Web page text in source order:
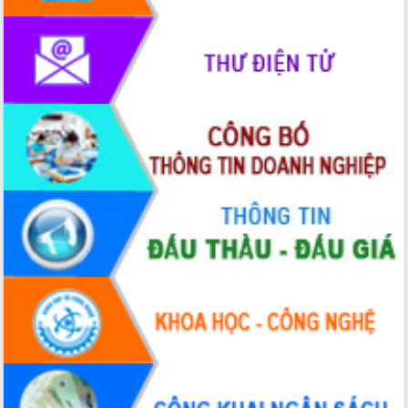
Lễ truy điệu và an táng hài cốt liệt sĩ
tại Nghĩa trang Liệt sĩ xã Sơn Hòa
Bàn giải pháp tháo gỡ khó khăn trong
xuất khẩu sầu riêng và triển khai quy
Thứ trưởng Bộ Nông nghiệp và Môi
trường Nguyễn Hoàng Hiệp khảo sát
vùng trồng và doanh nghiệp đóng gói
sầu riêng tại Đắk Lắk
Trình diễn nghệ thuật chế biến các
món ăn từ sầu riêng
Đắk Lắk công bố Quy hoạch và xúc
tiến đầu tư tỉnh
Ngành cá ngừ Đắk Lắk chủ động thích
ứng để giữ vững thị trường xuất khẩu
Diễn đàn Kinh tế tư nhân Việt Nam đột
phá cơ chế - Hợp tác công tư
Đề án 06 tạo bước ngoặt đột phá trong
cải cách hành chính tỉnh Đắk Lắk
Kết nối tour, đẩy mạnh chuyển đổi số